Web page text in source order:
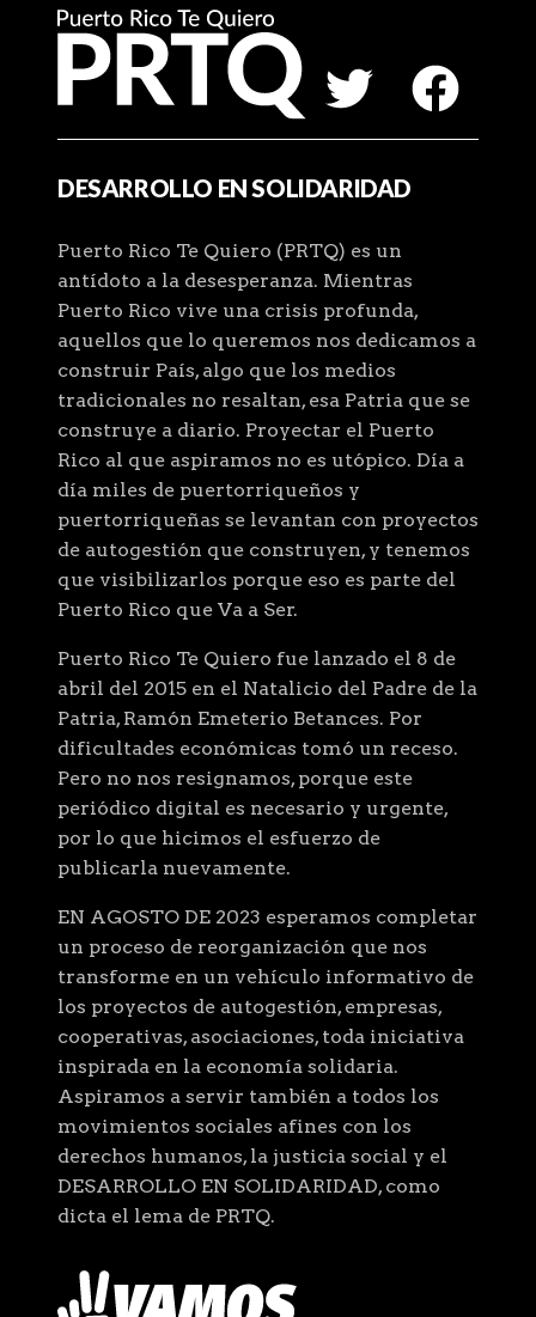
DESARROLLO EN SOLIDARIDAD
Puerto Rico Te Quiero (PRTQ) es un
antídoto a la desesperanza. Mientras
Puerto Rico vive una crisis profunda,
aquellos que lo queremos nos dedicamos a
construir País, algo que los medios
tradicionales no resaltan, esa Patria que se
construye a diario. Proyectar el Puerto
Rico al que aspiramos no es utópico. Día a
día miles de puertorriqueños y
puertorriqueñas se levantan con proyectos
de autogestión que construyen, y tenemos
que visibilizarlos porque eso es parte del
Puerto Rico que Va a Ser.
Puerto Rico Te Quiero fue lanzado el 8 de
abril del 2015 en el Natalicio del Padre de la
Patria, Ramón Emeterio Betances. Por
dificultades económicas tomó un receso.
Pero no nos resignamos, porque este
periódico digital es necesario y urgente,
por lo que hicimos el esfuerzo de
publicarla nuevamente.
EN AGOSTO DE 2023 esperamos completar
un proceso de reorganización que nos
transforme en un vehículo informativo de
los proyectos de autogestión, empresas,
cooperativas, asociaciones, toda iniciativa
inspirada en la economía solidaria.
Aspiramos a servir también a todos los
movimientos sociales afines con los
derechos humanos, la justicia social y el
DESARROLLO EN SOLIDARIDAD, como
dicta el lema de PRTQ.